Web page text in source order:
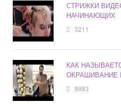
СТРИЖКИ
НАЧИНАЮЩИХ
3211
КАК
ОКРАШИВАНИЕ
8983